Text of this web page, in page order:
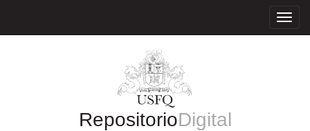
RepositorioDigital